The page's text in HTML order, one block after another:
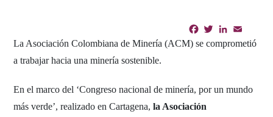
FacebookTwitterLinkedIn
La Asociación Colombiana de Minería (ACM) se comprometió
a trabajar hacia una minería sostenible.
En el marco del ‘Congreso nacional de minería, por un mundo
más verde’, realizado en Cartagena,la Asociación